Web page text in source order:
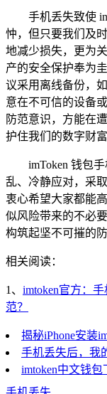
手机丢失致使
忡，但只要我们及
地减少损失，更为
产的安全保护奉为
议采用离线备份，
意在不可信的设备
防范意识，方能在
护住我们的数字财富
imToken 钱包
乱、冷静应对，采
衷心希望大家都能
似风险带来的不必
构筑起坚不可摧的防
相关阅读：
1、 imtoken官方：
范？
揭秘iPhone安装
手机丢失后，我
imtoken中文钱包